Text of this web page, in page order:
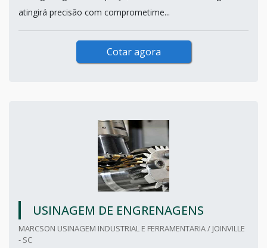
atingirá precisão com comprometime...
Cotar agora
USINAGEM DE ENGRENAGENS
MARCSON USINAGEM INDUSTRIAL E FERRAMENTARIA / JOINVILLE
- SC